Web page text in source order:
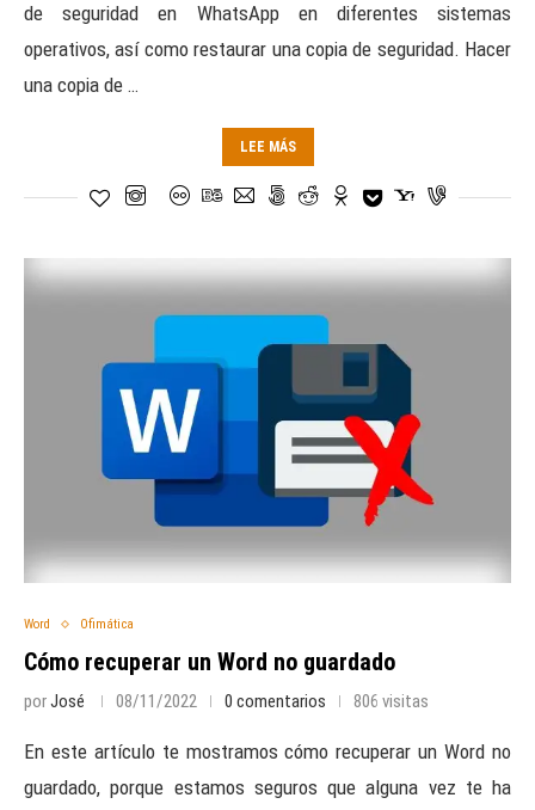
de seguridad en WhatsApp en diferentes sistemas
operativos, así como restaurar una copia de seguridad. Hacer
una copia de …
LEE MÁS
Word Ofimática
Cómo recuperar un Word no guardado
porJosé 08/11/2022 0 comentarios 806 visitas
En este artículo te mostramos cómo recuperar un Word no
guardado, porque estamos seguros que alguna vez te ha